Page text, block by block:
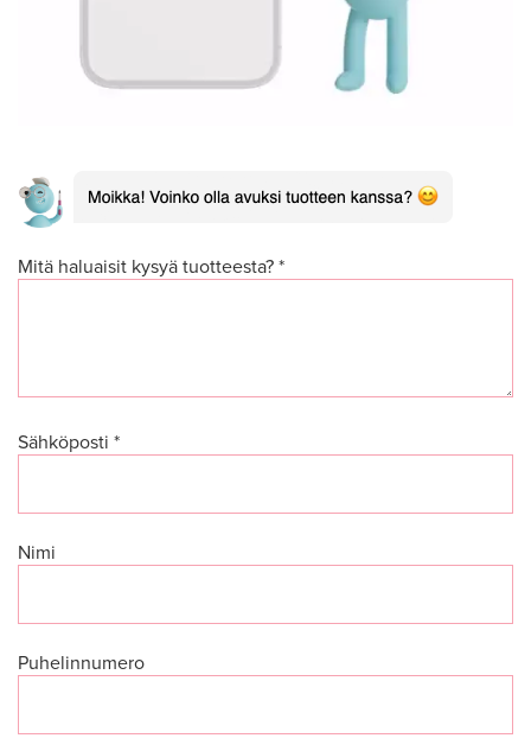
Mitä haluaisit kysyä tuotteesta? *
Sähköposti *
Nimi
Puhelinnumero